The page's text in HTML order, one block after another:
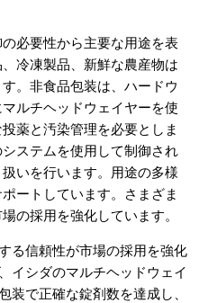
必要性から主要な用途を表
冷凍製品、新鮮な農産物は
。非食品包装は、ハードウ
ルチヘッドウェイヤーを使
薬と汚染管理を必要としま
ステムを使用して制御され
いを行います。用途の多様
ートしています。さまざま
の採用を強化しています。
る信頼性が市場の採用を強化
イシダのマルチヘッドウェイ
装で正確な錠剤数を達成し、